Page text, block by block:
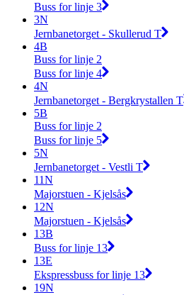
Buss for linje 3
3N
Jernbanetorget - Skullerud T
4B
Buss for linje 2
Buss for linje 4
4N
Jernbanetorget - Bergkrystallen T
5B
Buss for linje 2
Buss for linje 5
5N
Jernbanetorget - Vestli T
11N
Majorstuen - Kjelsås
12N
Majorstuen - Kjelsås
13B
Buss for linje 13
13E
Ekspressbuss for linje 13
19N